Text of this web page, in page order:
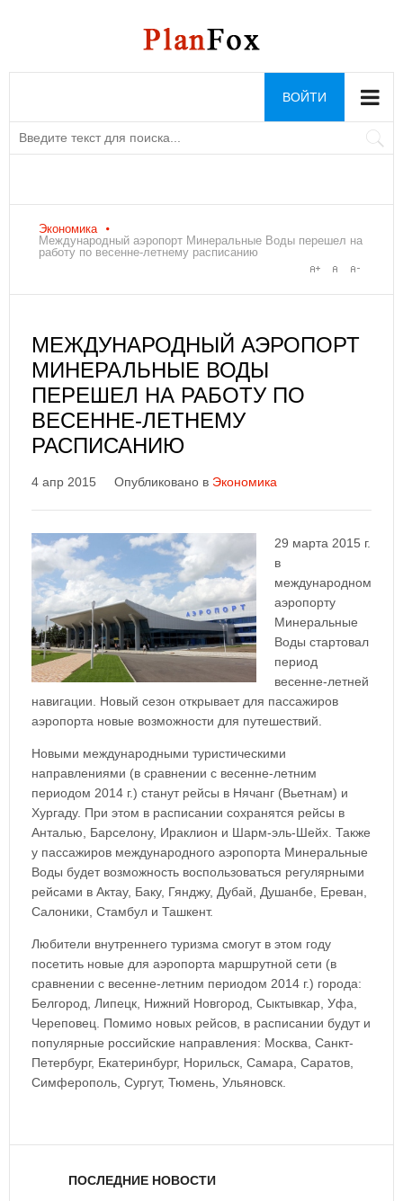
ВОЙТИ
Экономика
Международный аэропорт Минеральные Воды перешел на
работу по весенне-летнему расписанию
МЕЖДУНАРОДНЫЙ АЭРОПОРТ
МИНЕРАЛЬНЫЕ ВОДЫ
ПЕРЕШЕЛ НА РАБОТУ ПО
ВЕСЕННЕ-ЛЕТНЕМУ
РАСПИСАНИЮ
4 апр 2015 Опубликовано в Экономика
29 марта 2015 г.
в
международном
аэропорту
Минеральные
Воды стартовал
период
весенне-летней
навигации. Новый сезон открывает для пассажиров
аэропорта новые возможности для путешествий.
Новыми международными туристическими
направлениями (в сравнении с весенне-летним
периодом 2014 г.) станут рейсы в Нячанг (Вьетнам) и
Хургаду. При этом в расписании сохранятся рейсы в
Анталью, Барселону, Ираклион и Шарм-эль-Шейх. Также
у пассажиров международного аэропорта Минеральные
Воды будет возможность воспользоваться регулярными
рейсами в Актау, Баку, Гянджу, Дубай, Душанбе, Ереван,
Салоники, Стамбул и Ташкент.
Любители внутреннего туризма смогут в этом году
посетить новые для аэропорта маршрутной сети (в
сравнении с весенне-летним периодом 2014 г.) города:
Белгород, Липецк, Нижний Новгород, Сыктывкар, Уфа,
Череповец. Помимо новых рейсов, в расписании будут и
популярные российские направления: Москва, Санкт-
Петербург, Екатеринбург, Норильск, Самара, Саратов,
Симферополь, Сургут, Тюмень, Ульяновск.
ПОСЛЕДНИЕ НОВОСТИ